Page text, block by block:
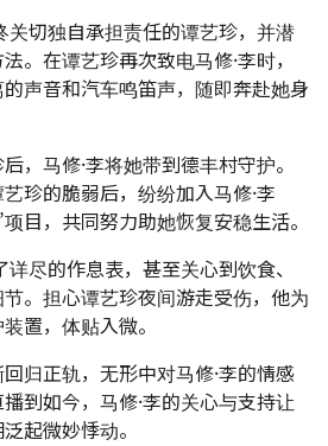
关切独自承担责任的谭艺珍，并潜
。在谭艺珍再次致电马修·李时，
声音和汽车鸣笛声，随即奔赴她身
，马修·李将她带到德丰村守护。
珍的脆弱后，纷纷加入马修·李
目，共同努力助她恢复安稳生活。
尽的作息表，甚至关心到饮食、
。担心谭艺珍夜间游走受伤，他为
置，体贴入微。
归正轨，无形中对马修·李的情感
到如今，马修·李的关心与支持让
起微妙悸动。